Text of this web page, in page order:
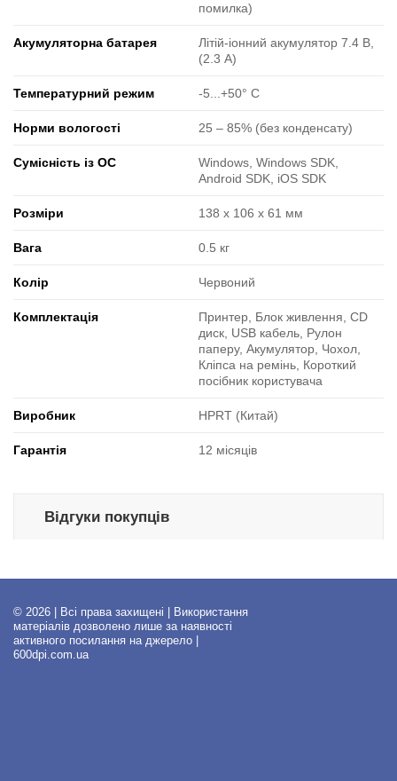
помилка)
Акумуляторна батарея
Літій-іонний акумулятор 7.4 В,
(2.3 A)
Температурний режим -5...+50° C
Норми вологості 25 ‒ 85% (без конденсату)
Сумісність із ОС
Windows, Windows SDK,
Android SDK, iOS SDK
Розміри 138 x 106 x 61 мм
Вага 0.5 кг
Колір Червоний
Комплектація
Принтер, Блок живлення, CD
диск, USB кабель, Рулон
паперу, Акумулятор, Чохол,
Кліпса на ремінь, Короткий
посібник користувача
Виробник HPRT (Китай)
Гарантія 12 місяців
Відгуки покупців
© 2026 | Всі права захищені | Використання
матеріалів дозволено лише за наявності
активного посилання на джерело |
600dpi.com.ua